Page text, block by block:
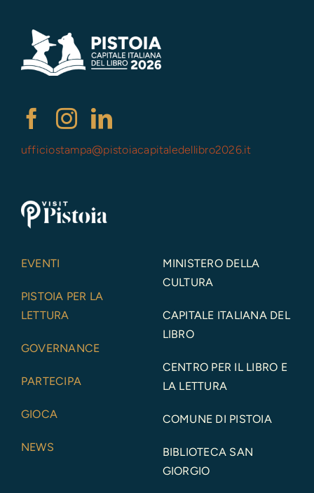
ufficiostampa@pistoiacapitaledellibro2026.it
EVENTI
PISTOIA PER LA
LETTURA
GOVERNANCE
PARTECIPA
GIOCA
NEWS
MINISTERO DELLA
CULTURA
CAPITALE ITALIANA DEL
LIBRO
CENTRO PER IL LIBRO E
LA LETTURA
COMUNE DI PISTOIA
BIBLIOTECA SAN
GIORGIO